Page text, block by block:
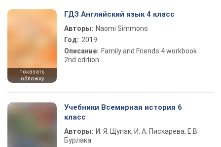
показать
обложку
ГДЗ Английский язык 4 класс
Авторы: Naomi Simmons
Год: 2019
Описание: Family and Friends 4 workbook
2nd edition
Учебники Всемирная история 6
класс
Авторы: И. Я. Щупак, И. А. Пискарева, Е.В.
Бурлака